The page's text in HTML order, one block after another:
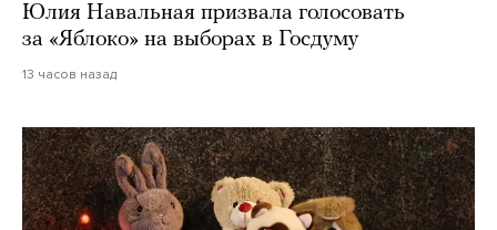
Юлия Навальная призвала голосовать
за «Яблоко» на выборах в Госдуму
13 часов назад